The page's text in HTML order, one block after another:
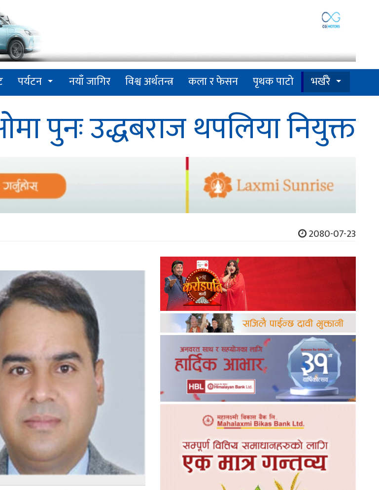
पर्यटन नयाँ जागिर विश्व अर्थतन्त्र कला र फेसन पृथक पाटो भर्खरै
पुनः उद्धबराज थपलिया नियुक्त
2080-07-23